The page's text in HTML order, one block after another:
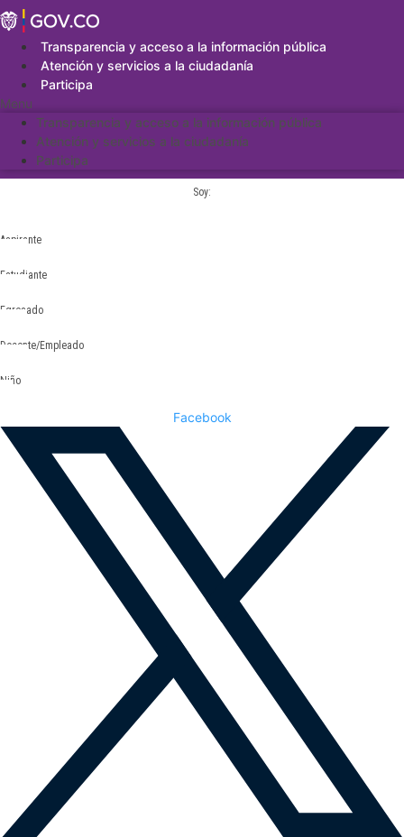
Saltar
al
contenidoTransparencia y acceso a la información pública
Atención y servicios a la ciudadanía
Participa
Menu
Transparencia y acceso a la información pública
Atención y servicios a la ciudadanía
Participa
Soy:
Aspirante
Estudiante
Egresado
Docente/Empleado
Niño
Facebook